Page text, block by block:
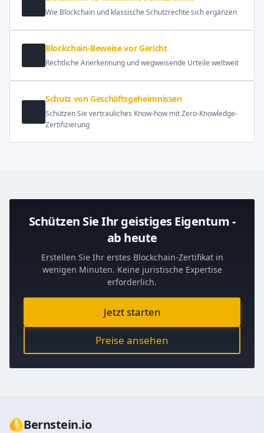
Wie Blockchain und klassische Schutzrechte sich ergänzen
Blockchain-Beweise vor Gericht
Rechtliche Anerkennung und wegweisende Urteile weltweit
Schutz von Geschäftsgeheimnissen
Schützen Sie vertrauliches Know-how mit Zero-Knowledge-
Zertifizierung
Schützen Sie Ihr geistiges Eigentum -
ab heute
Erstellen Sie Ihr erstes Blockchain-Zertifikat in
wenigen Minuten. Keine juristische Expertise
erforderlich.
Jetzt starten
Preise ansehen
Bernstein.io